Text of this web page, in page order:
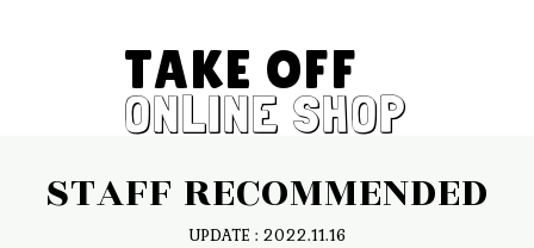
TAKE OFF
ONLINE SHOP
STAFF RECOMMENDED
UPDATE : 2022.11.16